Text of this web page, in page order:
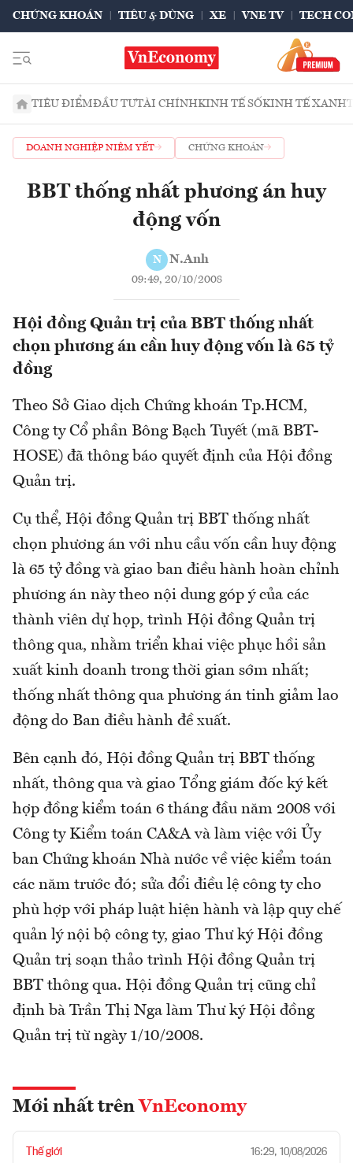
CHỨNG KHOÁN TIÊU & DÙNG XE VNE TV TECH
TIÊU ĐIỂMĐẦU TƯTÀI CHÍNHKINH TẾ SỐKINH TẾ XANH
DOANH NGHIỆP NIÊM YẾT CHỨNG KHOÁN
BBT thống nhất phương án huy
động vốn
N N.Anh
09:49, 20/10/2008
Hội đồng Quản trị của BBT thống nhất
chọn phương án cần huy động vốn là 65 tỷ
đồng
Theo Sở Giao dịch Chứng khoán Tp.HCM,
Công ty Cổ phần Bông Bạch Tuyết (mã BBT-
HOSE) đã thông báo quyết định của Hội đồng
Quản trị.
Cụ thể, Hội đồng Quản trị BBT thống nhất
chọn phương án với nhu cầu vốn cần huy động
là 65 tỷ đồng và giao ban điều hành hoàn chỉnh
phương án này theo nội dung góp ý của các
thành viên dự họp, trình Hội đồng Quản trị
thông qua, nhằm triển khai việc phục hồi sản
xuất kinh doanh trong thời gian sớm nhất;
thống nhất thông qua phương án tinh giảm lao
động do Ban điều hành đề xuất.
Bên cạnh đó, Hội đồng Quản trị BBT thống
nhất, thông qua và giao Tổng giám đốc ký kết
hợp đồng kiểm toán 6 tháng đầu năm 2008 với
Công ty Kiểm toán CA&A và làm việc với Ủy
ban Chứng khoán Nhà nước về việc kiểm toán
các năm trước đó; sửa đổi điều lệ công ty cho
phù hợp với pháp luật hiện hành và lập quy chế
quản lý nội bộ công ty, giao Thư ký Hội đồng
Quản trị soạn thảo trình Hội đồng Quản trị
BBT thông qua. Hội đồng Quản trị cũng chỉ
định bà Trần Thị Nga làm Thư ký Hội đồng
Quản trị từ ngày 1/10/2008.
Mới nhất trên VnEconomy
Thế giới 16:29, 10/08/2026